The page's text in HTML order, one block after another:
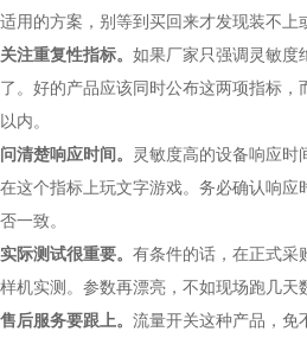
适用的方案，别等到买回来才发现装不上
关注重复性指标。 如果厂家只强调灵敏度
了。好的产品应该同时公布这两项指标
以内。
问清楚响应时间。
灵敏度高的设备响应时
在这个指标上玩文字游戏。务必确认响应
否一致。
实际测试很重要。 有条件的话，在正式采
样机实测。参数再漂亮，不如现场跑几天
售后服务要跟上。 流量开关这种产品，免